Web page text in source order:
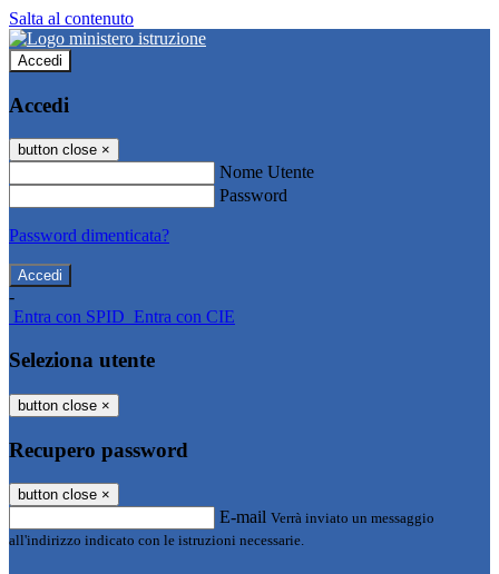
Salta al contenuto
Accedi
Accedi
button close ×
Nome Utente
Password
Password dimenticata?
-
Entra con SPID Entra con CIE
Seleziona utente
button close ×
Recupero password
button close ×
E-mail Verrà inviato un messaggio
all'indirizzo indicato con le istruzioni necessarie.